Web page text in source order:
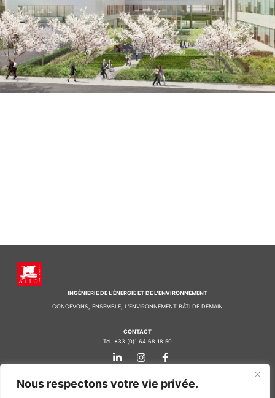
Nous respectons votre vie privée.
INGÉNIERIE DE L’ÉNERGIE ET DE L’ENVIRONNEMENT
CONCEVONS, ENSEMBLE, L’ENVIRONNEMENT BÂTI DE DEMAIN
CONTACT
Tel. +33 (0)1 64 68 18 50
i
k
e
I
n
t
a
F
a
e
b Nos agences